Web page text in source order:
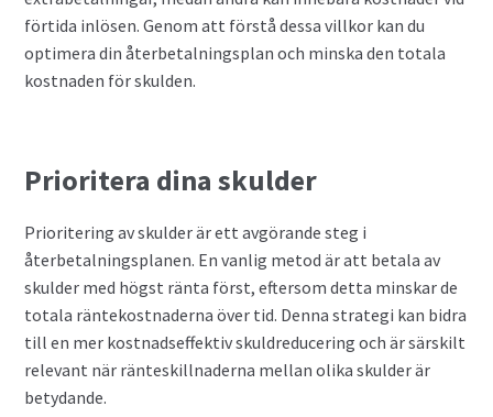
förtida inlösen. Genom att förstå dessa villkor kan du
optimera din återbetalningsplan och minska den totala
kostnaden för skulden.
Prioritera dina skulder
Prioritering av skulder är ett avgörande steg i
återbetalningsplanen. En vanlig metod är att betala av
skulder med högst ränta först, eftersom detta minskar de
totala räntekostnaderna över tid. Denna strategi kan bidra
till en mer kostnadseffektiv skuldreducering och är särskilt
relevant när ränteskillnaderna mellan olika skulder är
betydande.